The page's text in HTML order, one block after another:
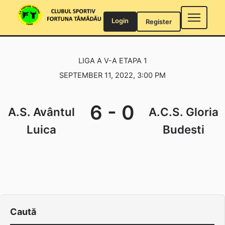
Login Register
LIGA A V-A ETAPA 1
SEPTEMBER 11, 2022, 3:00 PM
A.S. Avântul
Luica
6 - 0
A.C.S. Gloria
Budesti
Caută